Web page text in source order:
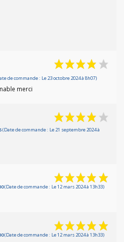
de commande : Le 23 octobre 2024 à 8h07)
merci
(Date de commande : Le 21 septembre 2024 à
(Date de commande : Le 12 mars 2024 à 13h33)
(Date de commande : Le 12 mars 2024 à 13h33)